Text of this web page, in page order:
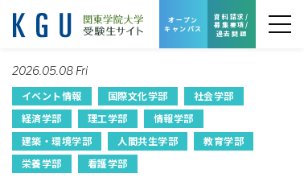
オープン
キャンパス
資料請求/
募集要項/
過去問題
2026.05.08 Fri
イベント情報
国際文化学部
社会学部
経済学部
理工学部
情報学部
建築・環境学部
人間共生学部
教育学部
栄養学部
看護学部